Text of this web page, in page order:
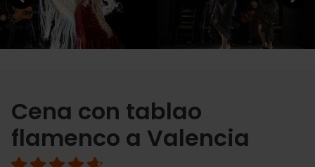
Cena con tablao
flamenco a Valencia